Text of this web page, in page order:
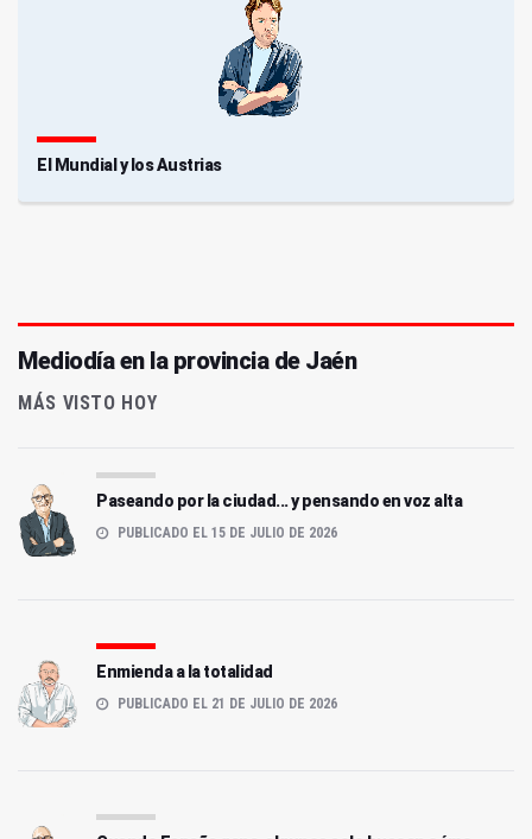
El Mundial y los Austrias
Mediodía en la provincia de Jaén
MÁS VISTO HOY
Paseando por la ciudad... y pensando en voz alta
PUBLICADO EL 15 DE JULIO DE 2026
Enmienda a la totalidad
PUBLICADO EL 21 DE JULIO DE 2026